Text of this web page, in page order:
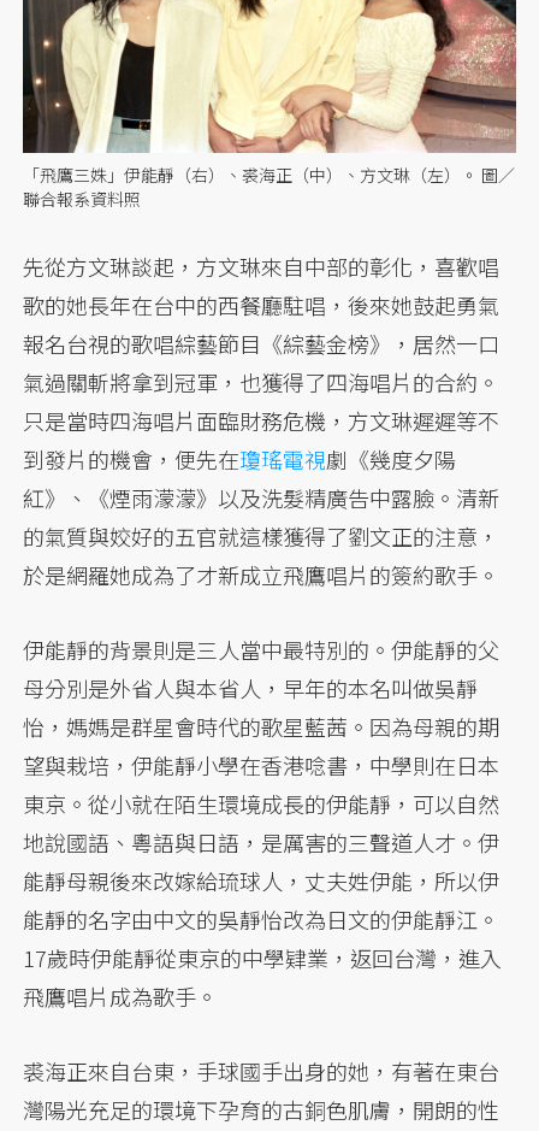
「飛鷹三姝」伊能靜（右）、裘海正（中）、方文琳（左）。 圖／
聯合報系資料照
先從方文琳談起，方文琳來自中部的彰化，喜歡唱
歌的她長年在台中的西餐廳駐唱，後來她鼓起勇氣
報名台視的歌唱綜藝節目《綜藝金榜》，居然一口
氣過關斬將拿到冠軍，也獲得了四海唱片的合約。
只是當時四海唱片面臨財務危機，方文琳遲遲等不
到發片的機會，便先在瓊瑤電視劇《幾度夕陽
紅》、《煙雨濛濛》以及洗髮精廣告中露臉。清新
的氣質與姣好的五官就這樣獲得了劉文正的注意，
於是網羅她成為了才新成立飛鷹唱片的簽約歌手。
伊能靜的背景則是三人當中最特別的。伊能靜的父
母分別是外省人與本省人，早年的本名叫做吳靜
怡，媽媽是群星會時代的歌星藍茜。因為母親的期
望與栽培，伊能靜小學在香港唸書，中學則在日本
東京。從小就在陌生環境成長的伊能靜，可以自然
地說國語、粵語與日語，是厲害的三聲道人才。伊
能靜母親後來改嫁給琉球人，丈夫姓伊能，所以伊
能靜的名字由中文的吳靜怡改為日文的伊能靜江。
17歲時伊能靜從東京的中學肄業，返回台灣，進入
飛鷹唱片成為歌手。
裘海正來自台東，手球國手出身的她，有著在東台
灣陽光充足的環境下孕育的古銅色肌膚，開朗的性